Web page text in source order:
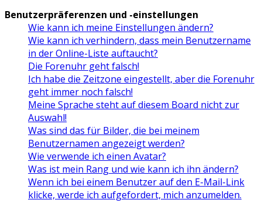
Benutzerpräferenzen und -einstellungen
Wie kann ich meine Einstellungen ändern?
Wie kann ich verhindern, dass mein Benutzername
in der Online-Liste auftaucht?
Die Forenuhr geht falsch!
Ich habe die Zeitzone eingestellt, aber die Forenuhr
geht immer noch falsch!
Meine Sprache steht auf diesem Board nicht zur
Auswahl!
Was sind das für Bilder, die bei meinem
Benutzernamen angezeigt werden?
Wie verwende ich einen Avatar?
Was ist mein Rang und wie kann ich ihn ändern?
Wenn ich bei einem Benutzer auf den E-Mail-Link
klicke, werde ich aufgefordert, mich anzumelden.